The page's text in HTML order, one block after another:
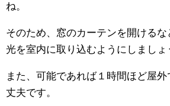
ね。
そのため、窓のカーテンを開けるな
光を室内に取り込むようにしましょ
また、可能であれば１時間ほど屋
丈夫です。